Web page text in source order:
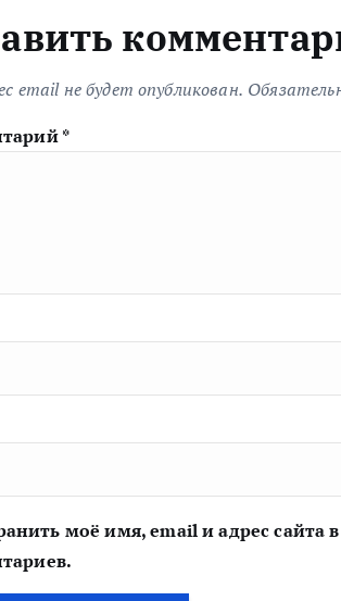
email не будет опубликован.
*
моё имя, email и адрес сайта